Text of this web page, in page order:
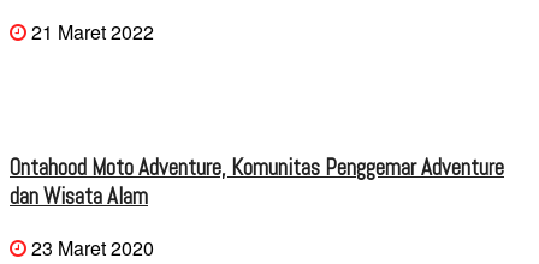
21 Maret 2022
Ontahood Moto Adventure, Komunitas Penggemar Adventure
dan Wisata Alam
23 Maret 2020